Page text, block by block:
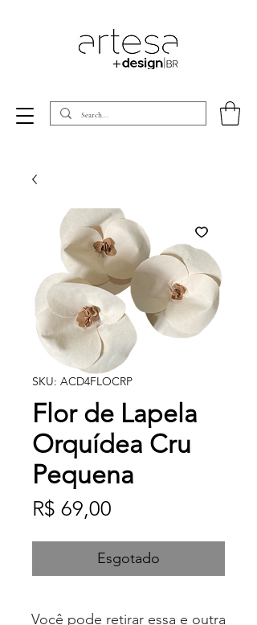
SKU: ACD4FLOCRP
Flor de Lapela
Orquídea Cru
Pequena
R$ 69,00
Esgotado
Você pode retirar essa e outra